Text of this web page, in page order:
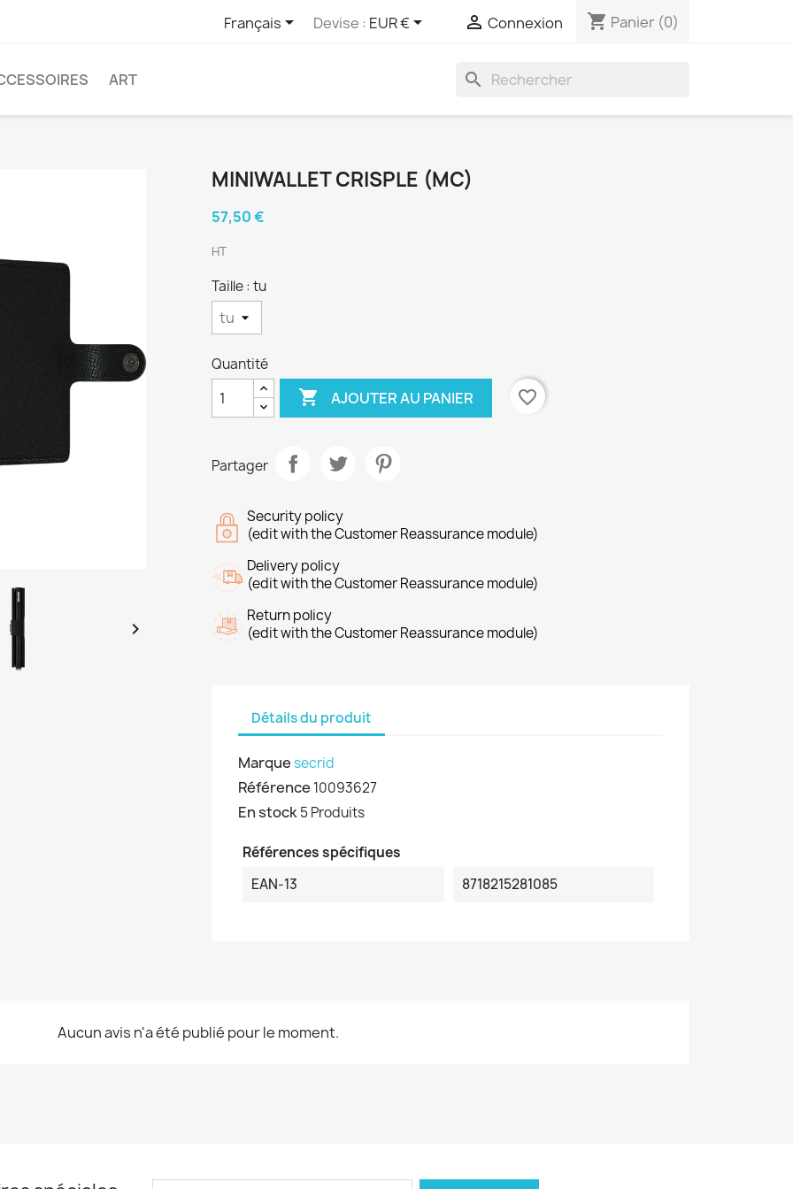
Français Devise : EUR €  Connexion shopping_cart Panier (0)
ART search

MINIWALLET CRISPLE (MC)
57,50 €
HT
Taille : tu
Quantité
 AJOUTER AU PANIER favorite_border
Partager
Security policy
(edit with the Customer Reassurance module)
Delivery policy
(edit with the Customer Reassurance module)
Return policy
(edit with the Customer Reassurance module)
Détails du produit
Marquesecrid
Référence 10093627
En stock5 Produits
Références spécifiques
EAN-13
8718215281085
Aucun avis n'a été publié pour le moment.